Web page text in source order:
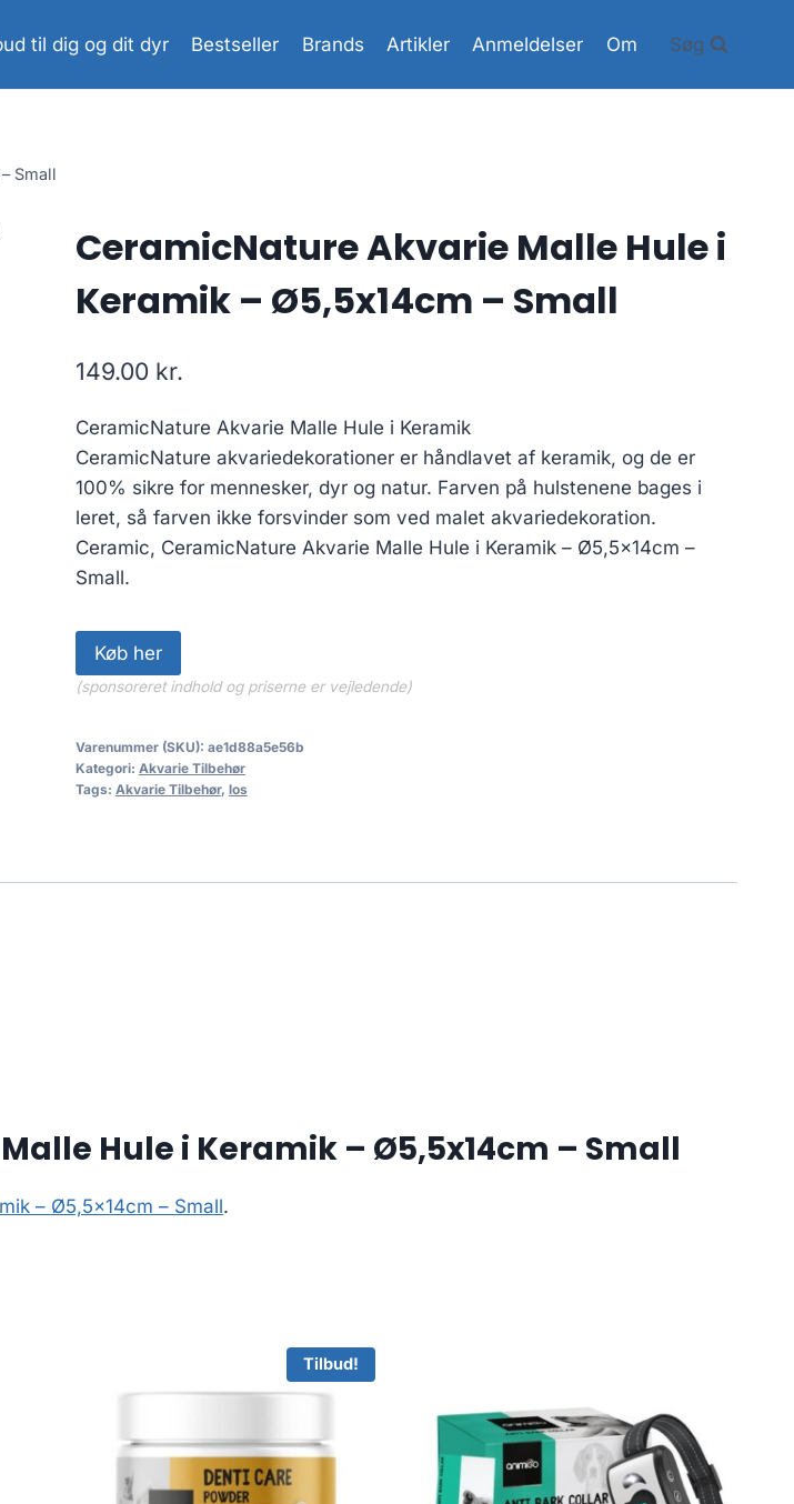
til dig og dit dyr Bestseller Brands Artikler Anmeldelser Om Søg
Small
CeramicNature Akvarie Malle Hule i
Keramik – Ø5,5x14cm – Small
149.00 kr.
CeramicNature Akvarie Malle Hule i Keramik
CeramicNature akvariedekorationer er håndlavet af keramik, og de er
100% sikre for mennesker, dyr og natur. Farven på hulstenene bages i
leret, så farven ikke forsvinder som ved malet akvariedekoration.
Ceramic, CeramicNature Akvarie Malle Hule i Keramik – Ø5,5x14cm –
Small.
Køb her
(sponsoreret indhold og priserne er vejledende)
Varenummer (SKU): ae1d88a5e56b
Kategori: Akvarie Tilbehør
Tags: Akvarie Tilbehør, los
Hule i Keramik – Ø5,5x14cm – Small
– Ø5,5x14cm – Small.
Tilbud!